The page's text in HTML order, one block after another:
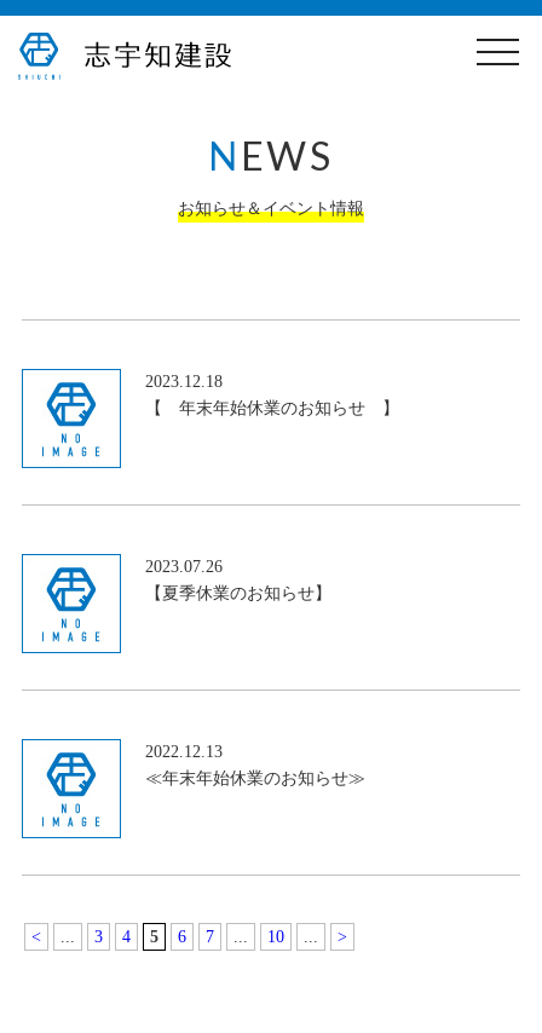
toggle
N EWS
お知らせ＆イベント情報
2023.12.18
【 年末年始休業のお知らせ 】
2023.07.26
【夏季休業のお知らせ】
2022.12.13
≪年末年始休業のお知らせ≫
< ... 3 4 5 6 7 ... 10 ... >